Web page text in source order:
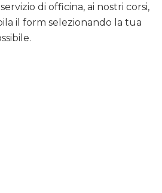
di officina, ai nostri corsi,
il form selezionando la tua